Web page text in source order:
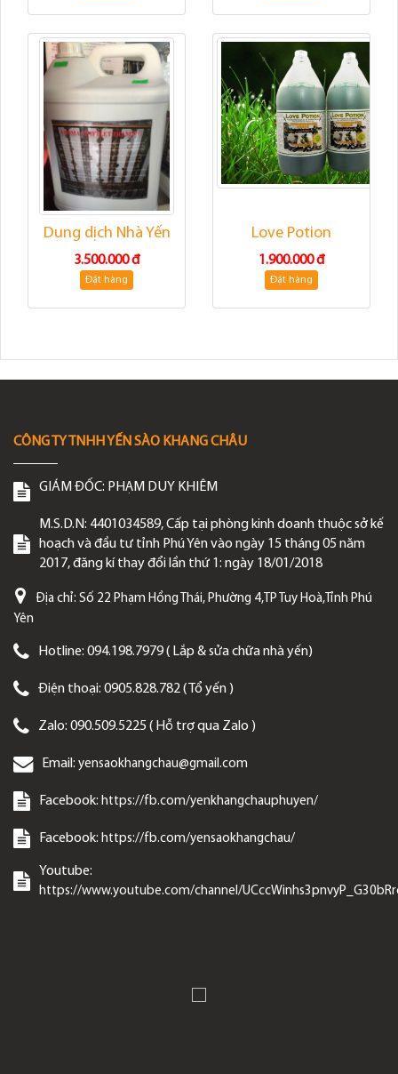
Dung dịch Nhà Yến
3.500.000 đ
Đặt hàng
Love Potion
1.900.000 đ
Đặt hàng
CÔNG TY TNHH YẾN SÀO KHANG CHÂU
GIÁM ĐỐC: PHẠM DUY KHIÊM
M.S.D.N: 4401034589, Cấp tại phòng kinh doanh thuộc sở kế
hoạch và đầu tư tỉnh Phú Yên vào ngày 15 tháng 05 năm
2017, đăng kí thay đổi lần thứ 1: ngày 18/01/2018
Địa chỉ: Số 22 Phạm Hồng Thái, Phường 4,TP Tuy Hoà,Tỉnh Phú
Yên
Hotline: 094.198.7979 ( Lắp & sửa chữa nhà yến)
Điện thoại: 0905.828.782 ( Tổ yến )
Zalo: 090.509.5225 ( Hỗ trợ qua Zalo )
Email: yensaokhangchau@gmail.com
Facebook: https://fb.com/yenkhangchauphuyen/
Facebook: https://fb.com/yensaokhangchau/
Youtube:
https://www.youtube.com/channel/